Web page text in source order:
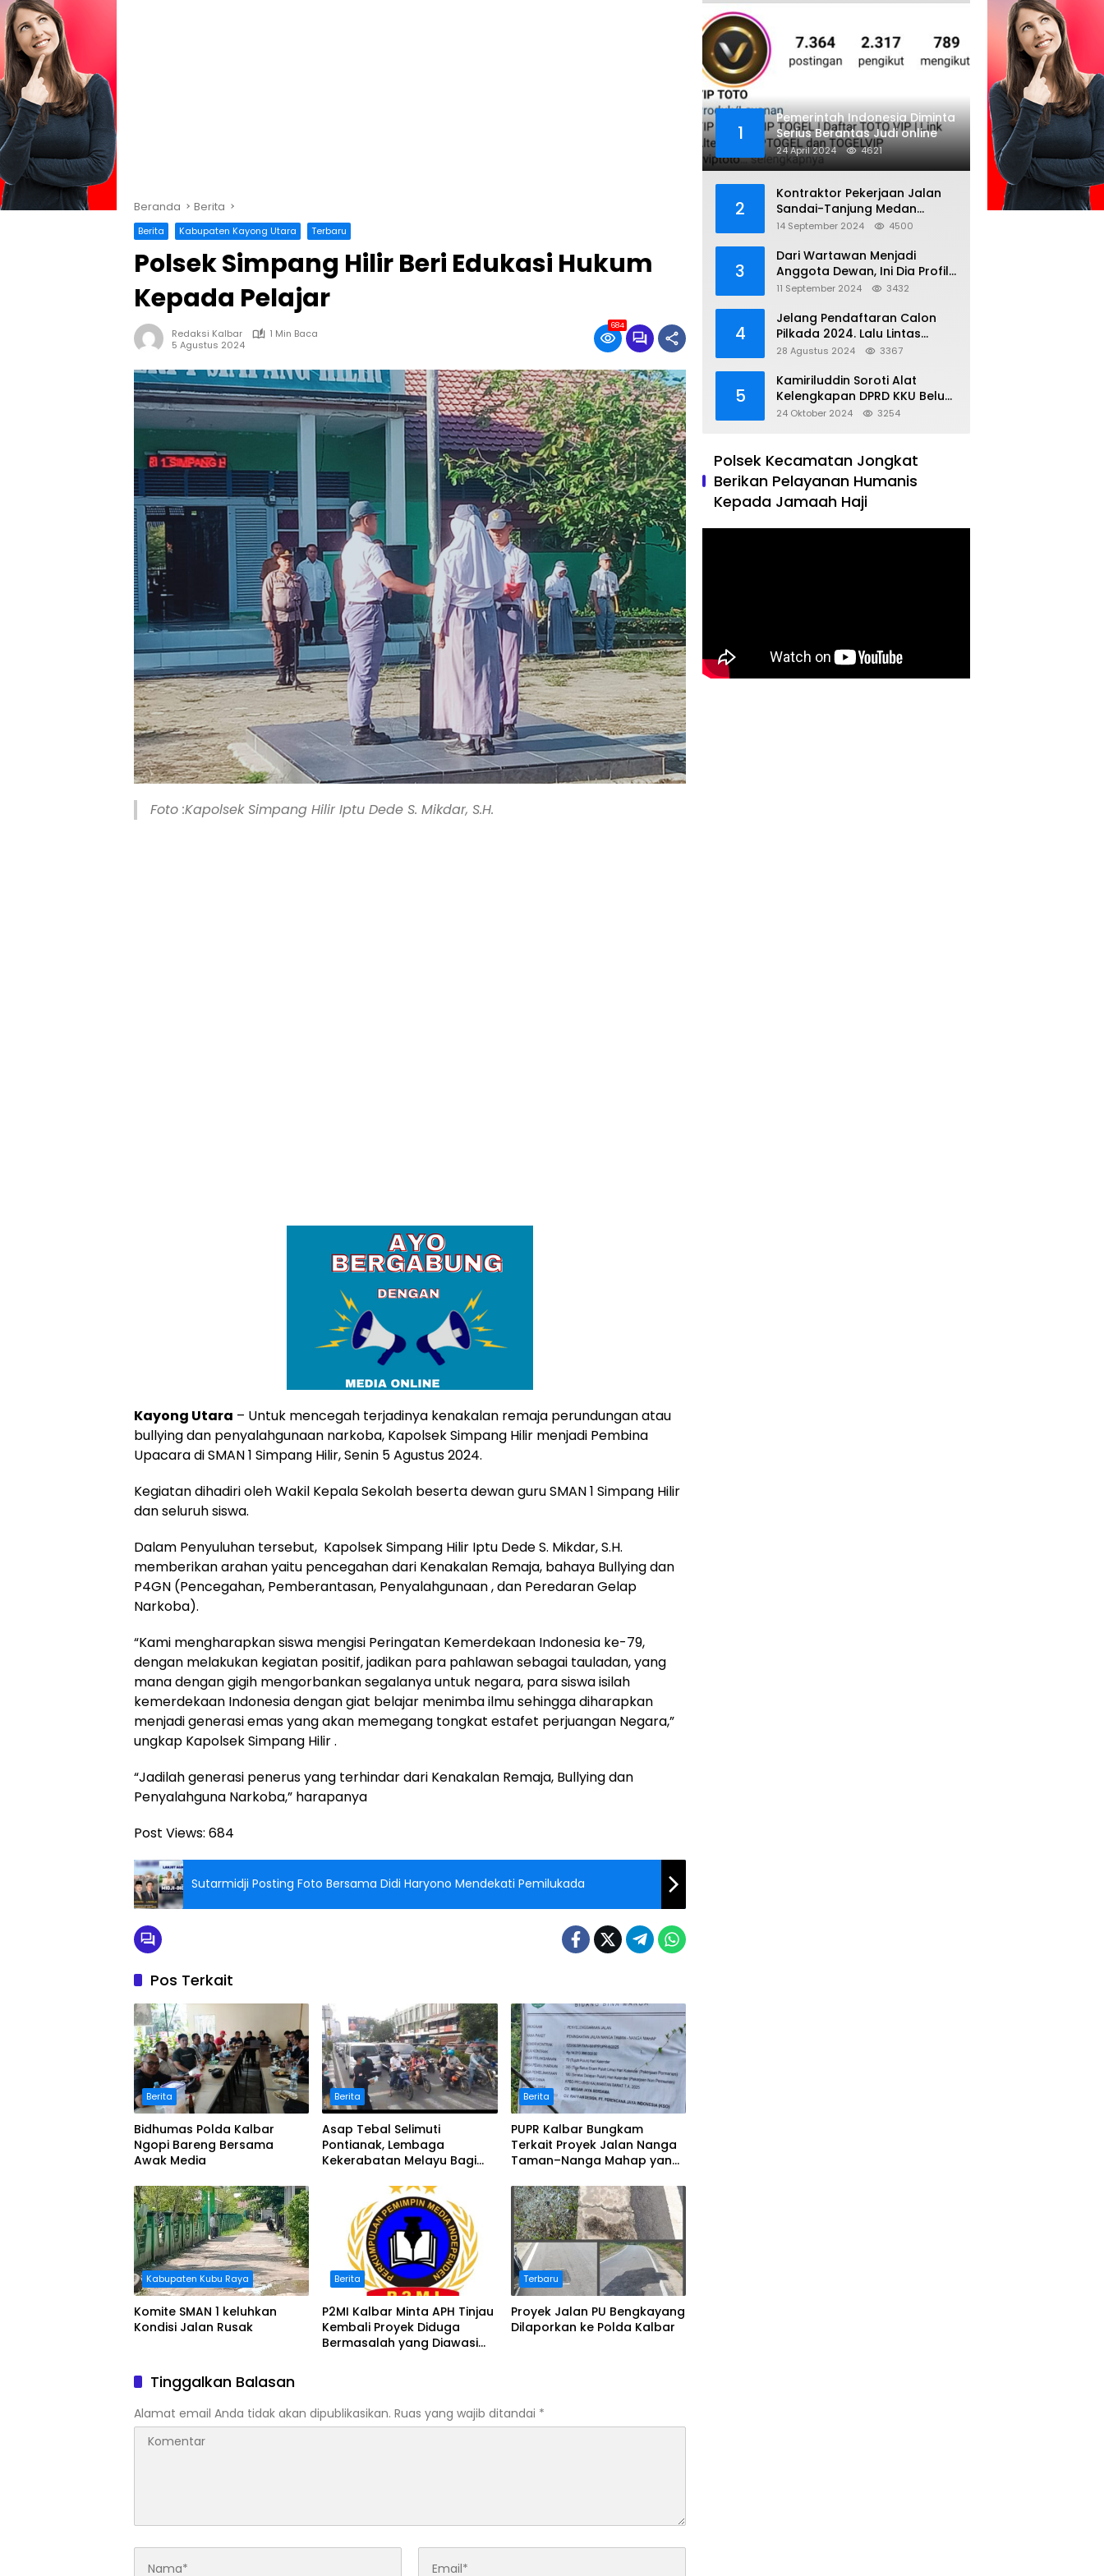
Beranda Berita
Berita Kabupaten Kayong Utara Terbaru
Polsek Simpang Hilir Beri Edukasi Hukum
Kepada Pelajar
Redaksi Kalbar
1 Min Baca
5 Agustus 2024
684
Foto :Kapolsek Simpang Hilir Iptu Dede S. Mikdar, S.H.
Kayong Utara – Untuk mencegah terjadinya kenakalan remaja perundungan atau
bullying dan penyalahgunaan narkoba, Kapolsek Simpang Hilir menjadi Pembina
Upacara di SMAN 1 Simpang Hilir, Senin 5 Agustus 2024.
Kegiatan dihadiri oleh Wakil Kepala Sekolah beserta dewan guru SMAN 1 Simpang Hilir
dan seluruh siswa.
Dalam Penyuluhan tersebut, Kapolsek Simpang Hilir Iptu Dede S. Mikdar, S.H.
memberikan arahan yaitu pencegahan dari Kenakalan Remaja, bahaya Bullying dan
P4GN (Pencegahan, Pemberantasan, Penyalahgunaan , dan Peredaran Gelap
Narkoba).
“Kami mengharapkan siswa mengisi Peringatan Kemerdekaan Indonesia ke-79,
dengan melakukan kegiatan positif, jadikan para pahlawan sebagai tauladan, yang
mana dengan gigih mengorbankan segalanya untuk negara, para siswa isilah
kemerdekaan Indonesia dengan giat belajar menimba ilmu sehingga diharapkan
menjadi generasi emas yang akan memegang tongkat estafet perjuangan Negara,”
ungkap Kapolsek Simpang Hilir .
“Jadilah generasi penerus yang terhindar dari Kenakalan Remaja, Bullying dan
Penyalahguna Narkoba,” harapanya
Post Views: 684
Sutarmidji Posting Foto Bersama Didi Haryono Mendekati Pemilukada
Pos Terkait
Berita
Bidhumas Polda Kalbar
Ngopi Bareng Bersama
Awak Media
Berita
Asap Tebal Selimuti
Pontianak, Lembaga
Kekerabatan Melayu Bagi
Berita
PUPR Kalbar Bungkam
Terkait Proyek Jalan Nanga
Taman–Nanga Mahap yang
Kabupaten Kubu Raya
Komite SMAN 1 keluhkan
Kondisi Jalan Rusak
Berita
P2MI Kalbar Minta APH Tinjau
Kembali Proyek Diduga
Bermasalah yang Diawasi
Terbaru
Proyek Jalan PU Bengkayang
Dilaporkan ke Polda Kalbar
Tinggalkan Balasan
Alamat email Anda tidak akan dipublikasikan. Ruas yang wajib ditandai *
1
Pemerintah Indonesia Diminta
Serius Berantas Judi online
24 April 2024 4621
2
Kontraktor Pekerjaan Jalan
Sandai-Tanjung Medan
diduga Menggunakan Matrial
14 September 2024 4500
3
Dari Wartawan Menjadi
Anggota Dewan, Ini Dia Profil
Kamiriludin Anggota DPRD
11 September 2024 3432
4
Jelang Pendaftaran Calon
Pilkada 2024. Lalu Lintas
Kayong Utara Aman dan
28 Agustus 2024 3367
5
Kamiriluddin Soroti Alat
Kelengkapan DPRD KKU Belum
Terbentuk
24 Oktober 2024 3254
Polsek Kecamatan Jongkat
Berikan Pelayanan Humanis
Kepada Jamaah Haji